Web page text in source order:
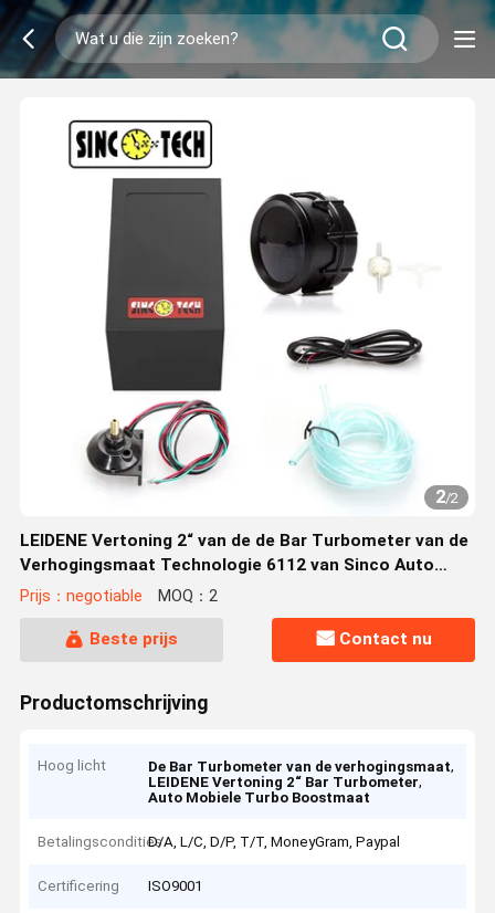
2/2
LEIDENE Vertoning 2“ van de de Bar Turbometer van de
Verhogingsmaat Technologie 6112 van Sinco Auto
Mobiel
Prijs：negotiable MOQ：2
Beste prijs Contact nu
Productomschrijving
Hoog licht De Bar Turbometer van de verhogingsmaat,
LEIDENE Vertoning 2“ Bar Turbometer,
Auto Mobiele Turbo Boostmaat
BetalingsconditiesD/A, L/C, D/P, T/T, MoneyGram, Paypal
Certificering ISO9001